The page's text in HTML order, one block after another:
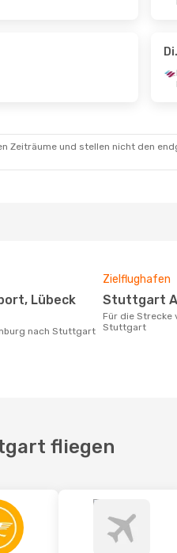
- Di., 22.
STR
- HAM
Zeiträume und stellen nicht den
nach Stuttgart
Zielflughafen
Stuttgart
Für die Strecke von Hamburg nach
Stuttgart
fliegen